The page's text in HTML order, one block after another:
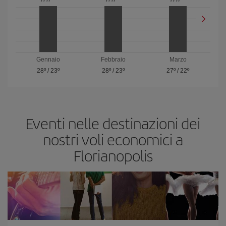
Gennaio
28º/ 23º
Febbraio
28º/ 23º
Marzo
27º /22º
Eventi nelle destinazioni dei
nostri voli economici a
Florianopolis